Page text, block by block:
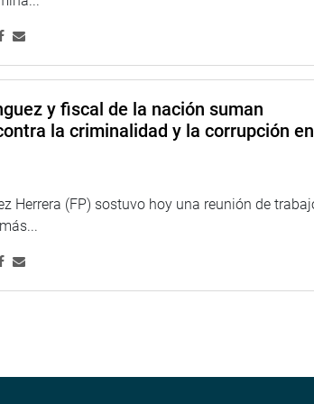
su propio teléfono móvil, compartió su
molestos intentos de contacto. “Las
contribuye al mal uso del sistema por parte
Artificial, para acabar con las llamadas
y fiscal de la nación suman
la criminalidad y la corrupción en
Herrera (FP) sostuvo hoy una reunión de